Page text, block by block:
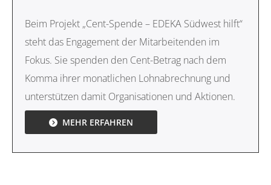
Beim Projekt „Cent-Spende – EDEKA Südwest hilft“
steht das Engagement der Mitarbeitenden im
Fokus. Sie spenden den Cent-Betrag nach dem
Komma ihrer monatlichen Lohnabrechnung und
unterstützen damit Organisationen und Aktionen.
MEHR ERFAHREN